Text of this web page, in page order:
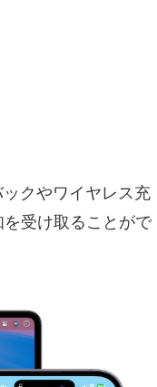
クやワイヤレス充
受け取ることがで